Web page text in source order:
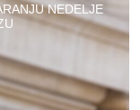
NEDELJE